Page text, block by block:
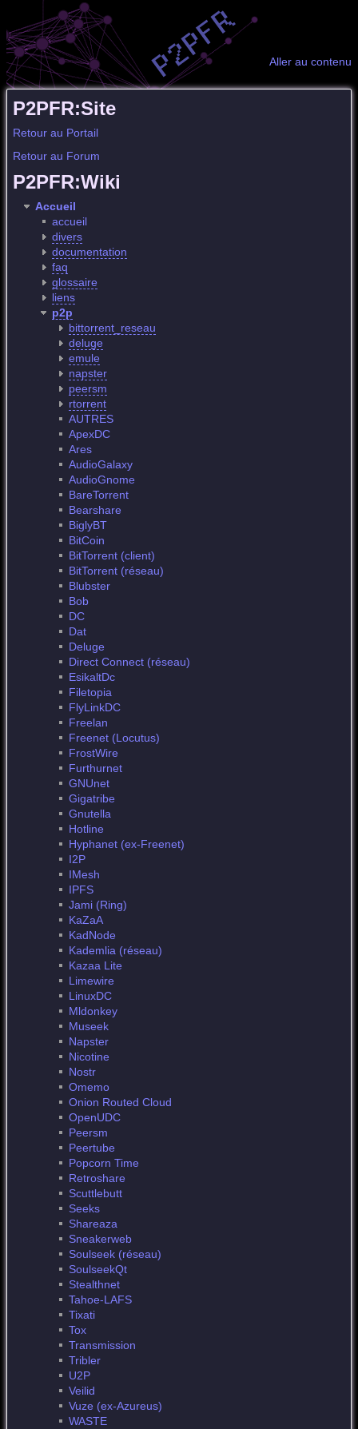
Aller au contenu
P2PFR:Site
Retour au Portail
Retour au Forum
P2PFR:Wiki
Accueil
accueil
divers
documentation
faq
glossaire
liens
p2p
bittorrent_reseau
deluge
emule
napster
peersm
rtorrent
AUTRES
ApexDC
Ares
AudioGalaxy
AudioGnome
BareTorrent
Bearshare
BiglyBT
BitCoin
BitTorrent (client)
BitTorrent (réseau)
Blubster
Bob
DC
Dat
Deluge
Direct Connect (réseau)
EsikaltDc
Filetopia
FlyLinkDC
Freelan
Freenet (Locutus)
FrostWire
Furthurnet
GNUnet
Gigatribe
Gnutella
Hotline
Hyphanet (ex-Freenet)
I2P
IMesh
IPFS
Jami (Ring)
KaZaA
KadNode
Kademlia (réseau)
Kazaa Lite
Limewire
LinuxDC
Mldonkey
Museek
Napster
Nicotine
Nostr
Omemo
Onion Routed Cloud
OpenUDC
Peersm
Peertube
Popcorn Time
Retroshare
Scuttlebutt
Seeks
Shareaza
Sneakerweb
Soulseek (réseau)
SoulseekQt
Stealthnet
Tahoe-LAFS
Tixati
Tox
Transmission
Tribler
U2P
Veilid
Vuze (ex-Azureus)
WASTE